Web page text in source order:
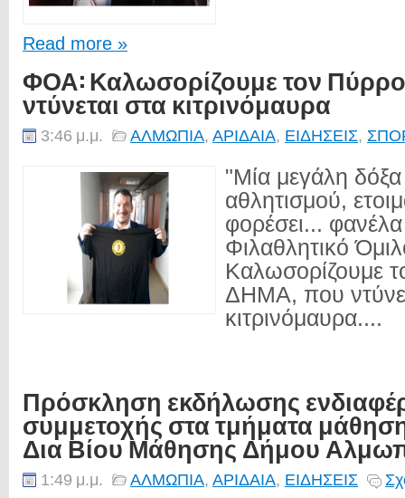
Read more »
ΦΟΑ: Καλωσορίζουμε τον
ντύνεται στα κιτρινόμαυρα
3:46 μ.μ. ΑΛΜΩΠΙΑ, ΑΡΙΔΑΙΑ, ΕΙΔΗΣΕΙΣ,
"Μία μεγάλη
αθλητισμού,
φορέσει...
Φιλαθλητικό
Καλωσορίζουμε
ΔΗΜΑ, που
κιτρινόμαυρα....
Πρόσκληση εκδήλωσης
συμμετοχής στα τμήματα
Δια Βίου Μάθησης Δήμου
1:49 μ.μ. ΑΛΜΩΠΙΑ, ΑΡΙΔΑΙΑ, ΕΙΔΗΣΕΙΣ